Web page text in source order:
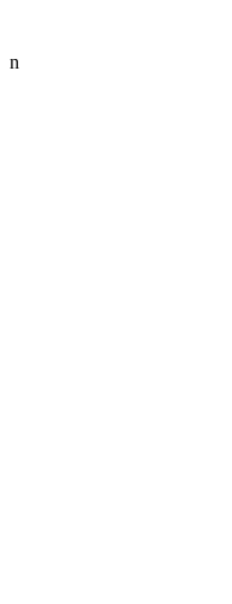
n